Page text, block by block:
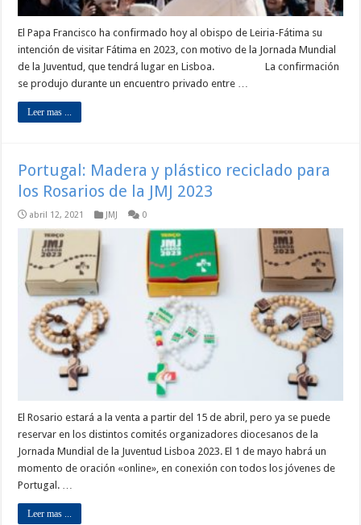
El Papa Francisco ha confirmado hoy al obispo de Leiria-Fátima su
intención de visitar Fátima en 2023, con motivo de la Jornada Mundial
de la Juventud, que tendrá lugar en Lisboa. La confirmación
se produjo durante un encuentro privado entre …
Leer mas ...
Portugal: Madera y plástico reciclado para
los Rosarios de la JMJ 2023
abril 12, 2021 JMJ 0
El Rosario estará a la venta a partir del 15 de abril, pero ya se puede
reservar en los distintos comités organizadores diocesanos de la
Jornada Mundial de la Juventud Lisboa 2023. El 1 de mayo habrá un
momento de oración «online», en conexión con todos los jóvenes de
Portugal. …
Leer mas ...